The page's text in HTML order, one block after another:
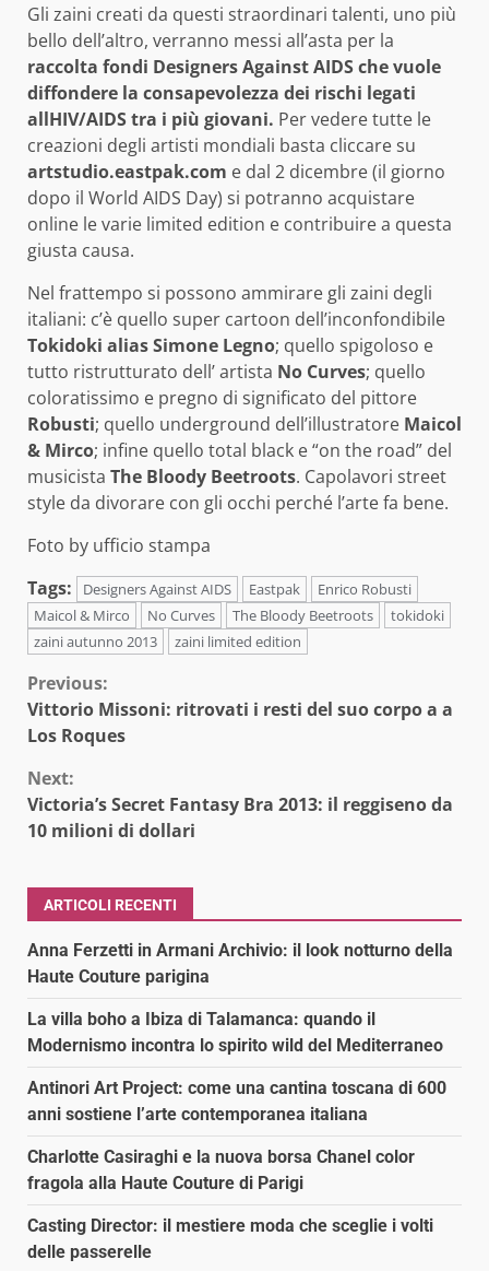
Gli zaini creati da questi straordinari talenti, uno più
bello dell’altro, verranno messi all’asta per la
raccolta fondi Designers Against AIDS che vuole
diffondere la consapevolezza dei rischi legati
allHIV/AIDS tra i più giovani. Per vedere tutte le
creazioni degli artisti mondiali basta cliccare su
artstudio.eastpak.com e dal 2 dicembre (il giorno
dopo il World AIDS Day) si potranno acquistare
online le varie limited edition e contribuire a questa
giusta causa.
Nel frattempo si possono ammirare gli zaini degli
italiani: c’è quello super cartoon dell’inconfondibile
Tokidoki alias Simone Legno; quello spigoloso e
tutto ristrutturato dell’ artista No Curves; quello
coloratissimo e pregno di significato del pittore
Robusti; quello underground dell’illustratore Maicol
& Mirco; infine quello total black e “on the road” del
musicista The Bloody Beetroots. Capolavori street
style da divorare con gli occhi perché l’arte fa bene.
Foto by ufficio stampa
Tags:
Designers Against AIDS Eastpak
Enrico Robusti
Maicol & Mirco
No Curves The Bloody Beetroots
tokidoki
zaini autunno 2013
zaini limited edition
Continue
Reading
Previous:
Vittorio Missoni: ritrovati i resti del suo corpo a a
Los Roques
Next:
Victoria’s Secret Fantasy Bra 2013: il reggiseno da
10 milioni di dollari
ARTICOLI RECENTI
Anna Ferzetti in Armani Archivio: il look notturno della
Haute Couture parigina
La villa boho a Ibiza di Talamanca: quando il
Modernismo incontra lo spirito wild del Mediterraneo
Antinori Art Project: come una cantina toscana di 600
anni sostiene l’arte contemporanea italiana
Charlotte Casiraghi e la nuova borsa Chanel color
fragola alla Haute Couture di Parigi
Casting Director: il mestiere moda che sceglie i volti
delle passerelle